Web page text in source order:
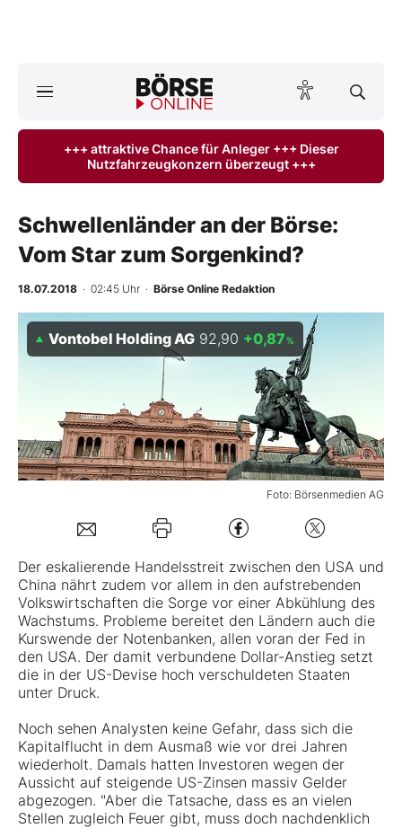
ktuelle Ausgabe BÖRSE ONLINE lesen
Anlageprodukte
Finanz-Check
BO-Musterdepots
Mein B:O
Folgen Sie uns
Kontakt
+++ attraktive Chance für Anleger +++ Dieser
Nutzfahrzeugkonzern überzeugt +++
Schwellenländer an der Börse:
Vom Star zum Sorgenkind?
18.07.2018 · 02:45 Uhr · Börse Online Redaktion
Foto: Börsenmedien AG
Vontobel Holding AG 92,90 +0,87 %
Der eskalierende Handelsstreit zwischen den USA und
China nährt zudem vor allem in den aufstrebenden
Volkswirtschaften die Sorge vor einer Abkühlung des
Wachstums. Probleme bereitet den Ländern auch die
Kurswende der Notenbanken, allen voran der Fed in
den USA. Der damit verbundene Dollar-Anstieg setzt
die in der US-Devise hoch verschuldeten Staaten
unter Druck.
Noch sehen Analysten keine Gefahr, dass sich die
Kapitalflucht in dem Ausmaß wie vor drei Jahren
wiederholt. Damals hatten Investoren wegen der
Aussicht auf steigende US-Zinsen massiv Gelder
abgezogen. "Aber die Tatsache, dass es an vielen
Stellen zugleich Feuer gibt, muss doch nachdenklich